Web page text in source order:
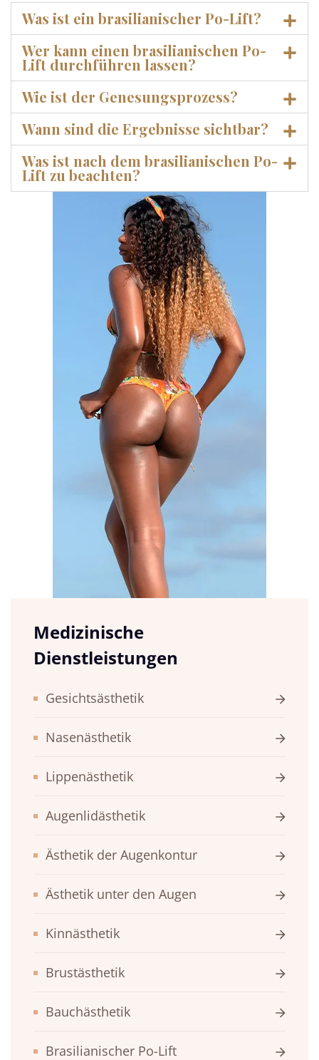
Medizinische
Dienstleistungen
Gesichtsästhetik
Nasenästhetik
Lippenästhetik
Augenlidästhetik
Ästhetik der Augenkontur
Ästhetik unter den Augen
Kinnästhetik
Brustästhetik
Bauchästhetik
Brasilianischer Po-Lift
Was ist ein brasilianischer Po-Lift?
Wer kann einen brasilianischen Po-
Lift durchführen lassen?
Wie ist der Genesungsprozess?
Wann sind die Ergebnisse sichtbar?
Was ist nach dem brasilianischen Po-
Lift zu beachten?